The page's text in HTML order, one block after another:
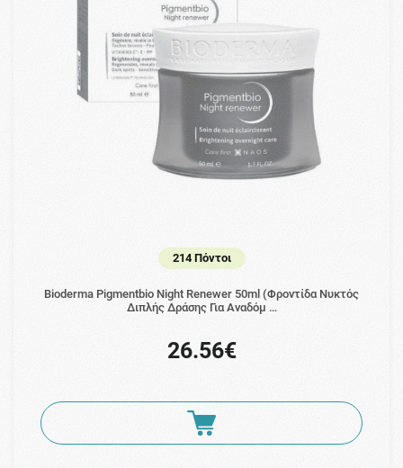
214 Πόντοι
Bioderma Pigmentbio Night Renewer 50ml (Φροντίδα Νυκτός
Διπλής Δράσης Για Αναδόμ …
26.56€